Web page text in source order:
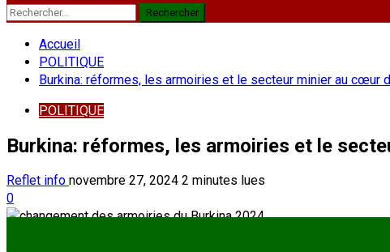
Rechercher :
Accueil
POLITIQUE
Burkina: réformes, les armoiries et le secteur minier au
POLITIQUE
Burkina: réformes, les armoiries et le
Reflet info novembre 27, 2024 2 minutes lues
0